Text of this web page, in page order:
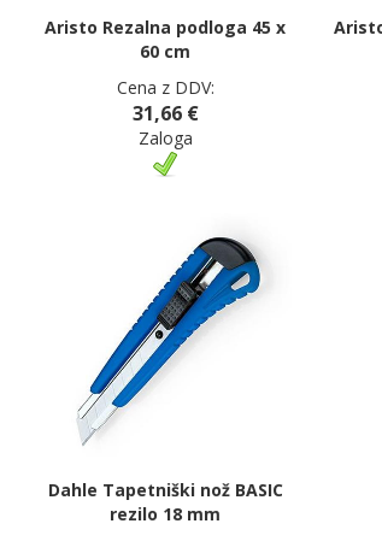
Aristo Rezalna podloga 45 x
60 cm
Cena z DDV:
31,66 €
Zaloga
Dahle Tapetniški nož BASIC
rezilo 18 mm